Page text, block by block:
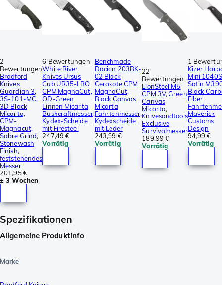
2
Bewertungen
Bradford
Knives
Guardian 3,
3S-101-MC,
3D Black
Micarta,
CPM-
Magnacut,
Sabre Grind,
Stonewash
Finish,
feststehendes
Messer
201,95 €
± 3 Wochen
6 Bewertungen
White River
Knives Ursus
Cub UR35-LBO
CPM MagnaCut,
OD-Green
Linnen Micarta
Bushcraftmesser,
Kydex-Scheide
mit Firesteel
247,49 €
Vorrätig
Benchmade
Dacian 203BK-
02 Black
Cerakote CPM
MagnaCut,
Black Canvas
Micarta
Fahrtenmesser,
Kydexscheide
mit Leder
243,99 €
Vorrätig
22
Bewertungen
LionSteel M5
CPM 3V, Green
Canvas
Micarta,
Knivesandtools
Exclusive
Survivalmesser
189,99 €
Vorrätig
1
Kizer
Mini
Satin
Black
Fiber
Maverick
Customs
Design
94,99 €
Vorrätig
Spezifikationen
Allgemeine Produktinfo
Marke